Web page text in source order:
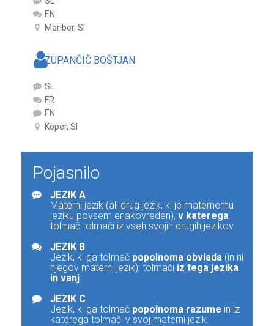
EN
Maribor, SI
ZUPANČIČ BOŠTJAN
SL
FR
EN
Koper, SI
Pojasnilo
JEZIK A
Materni jezik (ali drug jezik, ki je maternemu
jeziku povsem enakovreden), v katerega
tolmač tolmači iz vseh svojih drugih jezikov.
JEZIK B
Jezik, ki ga tolmač popolnoma obvlada (in ni
njegov materni jezik); tolmači iz tega jezika
in vanj.
JEZIK C
Jezik, ki ga tolmač popolnoma razume in iz
katerega tolmači v svoj materni jezik.